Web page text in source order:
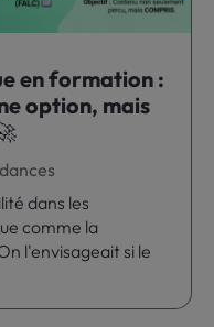
en formation :
option, mais
dans les
comme la
l'envisageait si le